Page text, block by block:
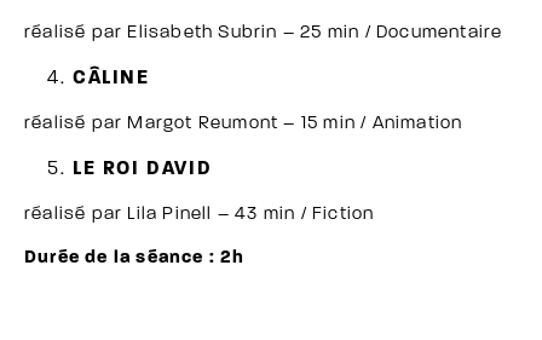
réalisé par Elisabeth Subrin – 25 min / Documentaire
CÂLINE
réalisé par Margot Reumont – 15 min / Animation
LE ROI DAVID
réalisé par Lila Pinell – 43 min / Fiction
Durée de la séance : 2h